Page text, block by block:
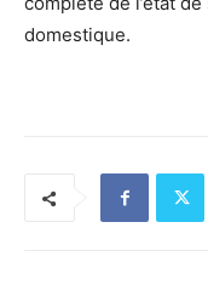
domestique.